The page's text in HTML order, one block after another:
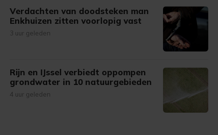
Verdachten van doodsteken man
Enkhuizen zitten voorlopig vast
3 uur geleden
Rijn en IJssel verbiedt oppompen
grondwater in 10 natuurgebieden
4 uur geleden